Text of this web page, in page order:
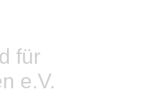
für
e.V.